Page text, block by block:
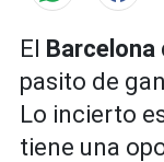
El Barcelona
pasito de
Lo incierto
tiene una